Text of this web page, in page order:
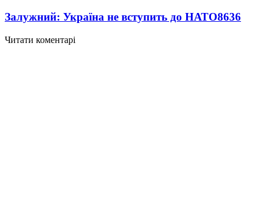
Залужний: Україна не вступить до НАТО8636
Читати коментарі